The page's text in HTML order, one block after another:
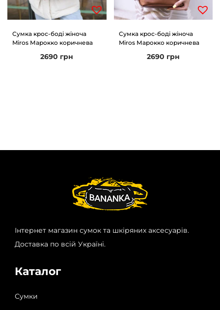
Сумка крос-боді жіноча
Miros Марокко коричнева
2690 грн
Сумка крос-боді жіноча
Miros Марокко коричнева
2690 грн
Інтернет магазин сумок та шкіряних аксесуарів.
Доставка по всій Україні.
Каталог
Сумки